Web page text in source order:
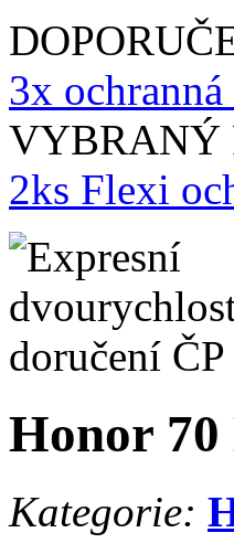
3x
VYBRANÝ
2ks Flexi
Honor
Kategorie: